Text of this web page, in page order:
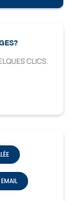
CLICS.